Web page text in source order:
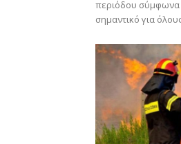
περιόδου σύμφωνα
σημαντικό για